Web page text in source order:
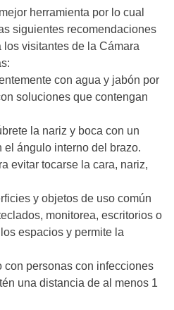
herramienta por lo cual
siguientes recomendaciones
visitantes de la Cámara
con agua y jabón por
soluciones que contengan
la nariz y boca con un
ángulo interno del brazo.
evitar tocarse la cara, nariz,
y objetos de uso común
monitorea, escritorios o
espacios y permite la
con personas con infecciones
una distancia de al menos 1